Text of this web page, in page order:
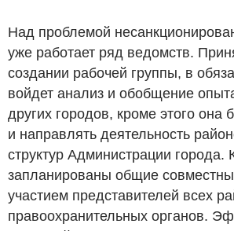
Над проблемой
уже работает ряд ведомств.
создании рабочей группы, в
войдет анализ и обобщение
других городов, кроме этого она
и направлять деятельность
структур Администрации города.
запланированы общие
участием представителей всех
правоохранительных органов.